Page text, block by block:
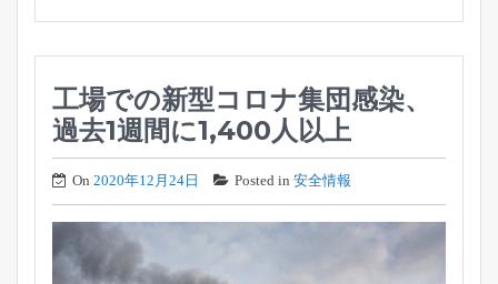
工場での新型コロナ集団感染、
過去1週間に1,400人以上
On 2020年12月24日 Posted in 安全情報